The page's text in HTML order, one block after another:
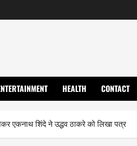
HEALTH CONTACT
एकनाथ शिंदे ने उद्धव ठाकरे को लिखा पत्र